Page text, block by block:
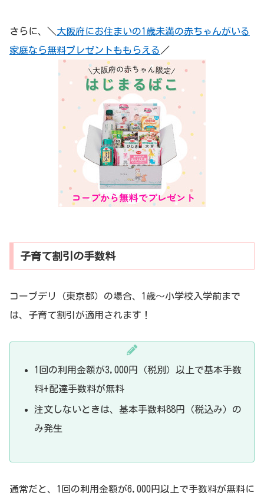
さらに、＼ 大阪府にお住まいの1歳未満の赤ちゃんがいる
家庭なら無料プレゼントももらえる ／
子育て割引の手数料
コープデリ（東京都）の場合、1歳～小学校入学前まで
は、子育て割引が適用されます！
1回の利用金額が3,000円（税別）以上で基本手数
料+配達手数料が無料
注文しないときは、基本手数料88円（税込み）の
み発生
通常だと、1回の利用金額が6,000円以上で手数料が無料に